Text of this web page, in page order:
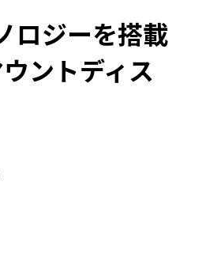
ロジーを搭載
ントディス